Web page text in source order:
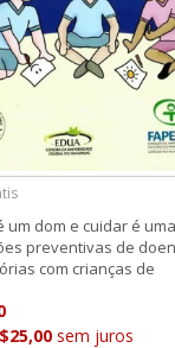
um dom e cuidar é uma
preventivas de
com crianças de
sem juros